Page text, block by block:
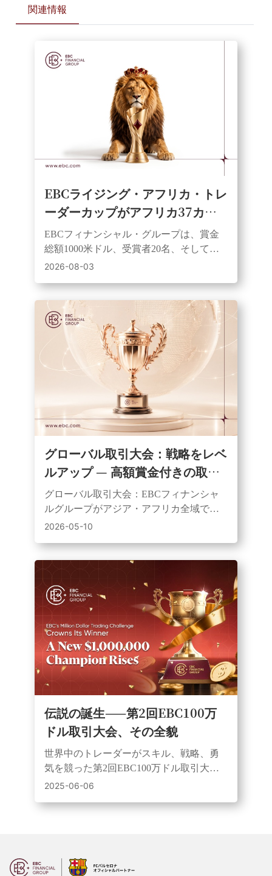
関連情報
EBCライジング・アフリカ・トレ
ーダーカップがアフリカ37カ国
で開幕。トレーダーに平等なスタ
ートと賞金獲得のチャンスを提供
EBCフィナンシャル・グループは、賞金
総額1000米ドル、受賞者20名、そして同
額の初期資金を提供するアフリカ全土を
2026-08-03
グローバル取引大会：戦略をレベ
ルアップ — 高額賞金付きの取引
大会を開催
グローバル取引大会：EBCフィナンシャ
ルグループがアジア・アフリカ全域で開
始した、2トラック制（シミュレーション/
2026-05-10
伝説の誕生——第2回EBC100万
ドル取引大会、その全貌
世界中のトレーダーがスキル、戦略、勇
気を競った第2回EBC100万ドル取引大
会。100万ドルチャレンジと3万ドルチャ
2025-06-06